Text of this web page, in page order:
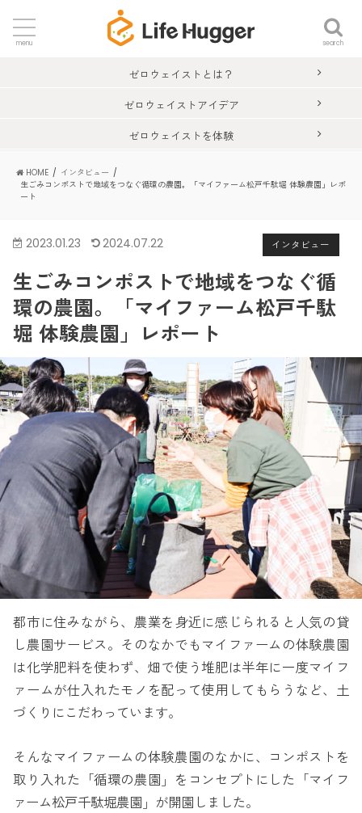
search
menu
ゼロウェイストとは？
ゼロウェイストアイデア
ゼロウェイストを体験
HOME
インタビュー
生ごみコンポストで地域をつなぐ循環の農園。「マイファーム松戸千駄堀 体験農園」レポ
ート
インタビュー
2023.01.23 2024.07.22
生ごみコンポストで地域をつなぐ循
環の農園。「マイファーム松戸千駄
堀 体験農園」レポート
都市に住みながら、農業を身近に感じられると人気の貸
し農園サービス。そのなかでもマイファームの体験農園
は化学肥料を使わず、畑で使う堆肥は半年に一度マイフ
ァームが仕入れたモノを配って使用してもらうなど、土
づくりにこだわっています。
そんなマイファームの体験農園のなかに、コンポストを
取り入れた「循環の農園」をコンセプトにした「マイフ
ァーム松戸千駄堀農園」が開園しました。